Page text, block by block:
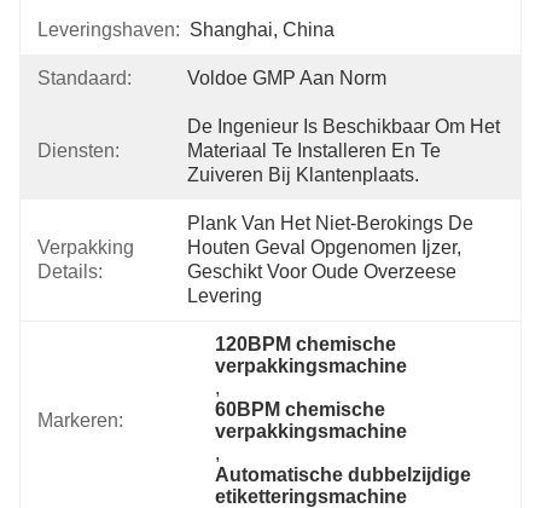
Leveringshaven: Shanghai, China
Standaard: Voldoe GMP Aan Norm
Diensten:
De Ingenieur Is Beschikbaar Om Het
Materiaal Te Installeren En Te
Zuiveren Bij Klantenplaats.
Verpakking
Details:
Plank Van Het Niet-Berokings De
Houten Geval Opgenomen Ijzer,
Geschikt Voor Oude Overzeese
Levering
Markeren:
120BPM chemische
verpakkingsmachine
,
60BPM chemische
verpakkingsmachine
,
Automatische dubbelzijdige
etiketteringsmachine